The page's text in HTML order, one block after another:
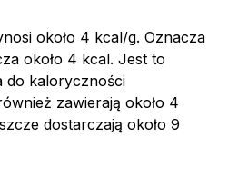
około 4 kcal/g. Oznacza
około 4 kcal. Jest to
do kaloryczności
zawierają około 4
dostarczają około 9